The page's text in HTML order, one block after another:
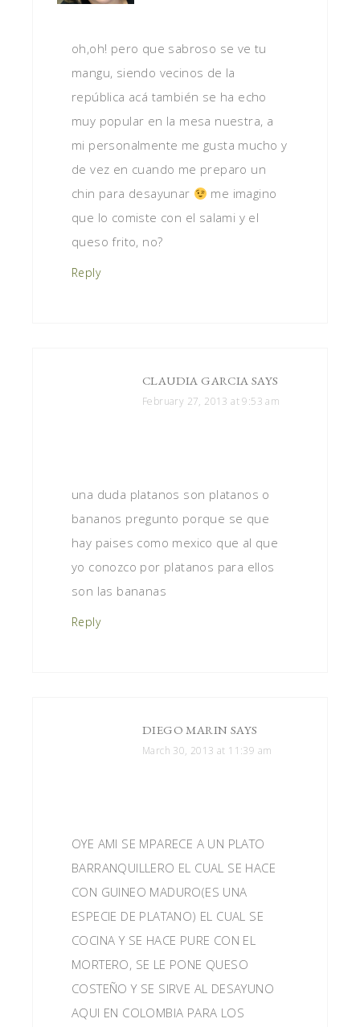
oh,oh! pero que sabroso se ve tu
mangu, siendo vecinos de la
república acá también se ha echo
muy popular en la mesa nuestra, a
mi personalmente me gusta mucho y
de vez en cuando me preparo un
chin para desayunar
me imagino
que lo comiste con el salami y el
queso frito, no?
Reply
CLAUDIA GARCIA SAYS
February 27, 2013 at 9:53 am
una duda platanos son platanos o
bananos pregunto porque se que
hay paises como mexico que al que
yo conozco por platanos para ellos
son las bananas
Reply
DIEGO MARIN SAYS
March 30, 2013 at 11:39 am
OYE AMI SE MPARECE A UN PLATO
BARRANQUILLERO EL CUAL SE HACE
CON GUINEO MADURO(ES UNA
ESPECIE DE PLATANO) EL CUAL SE
COCINA Y SE HACE PURE CON EL
MORTERO, SE LE PONE QUESO
COSTEÑO Y SE SIRVE AL DESAYUNO
AQUI EN COLOMBIA PARA LOS